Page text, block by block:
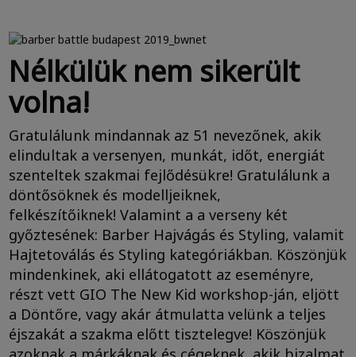
Nélkülük nem sikerült
volna!
Gratulálunk mindannak az 51 nevezőnek, akik
elindultak a versenyen, munkát, időt, energiát
szenteltek szakmai fejlődésükre! Gratulálunk a
döntősöknek és modelljeiknek,
felkészítőiknek! Valamint a a verseny két
győztesének: Barber Hajvágás és Styling, valamit
Hajtetoválás és Styling kategóriákban. Köszönjük
mindenkinek, aki ellátogatott az eseményre,
részt vett GIO The New Kid workshop-ján, eljött
a Döntőre, vagy akár átmulatta velünk a teljes
éjszakát a szakma előtt tisztelegve! Köszönjük